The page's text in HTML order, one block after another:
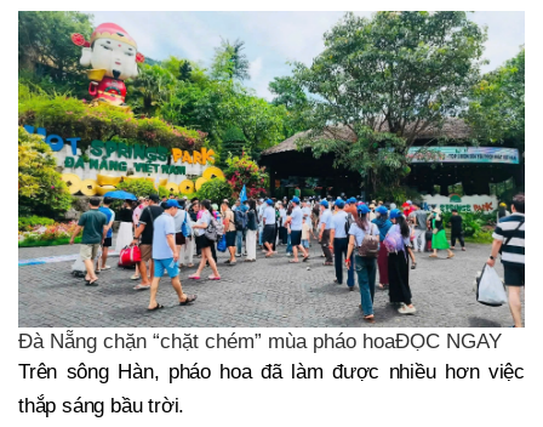
Đà Nẵng chặn “chặt chém” mùa pháo hoaĐỌC NGAY
Trên sông Hàn, pháo hoa đã làm được nhiều hơn việc
thắp sáng bầu trời.